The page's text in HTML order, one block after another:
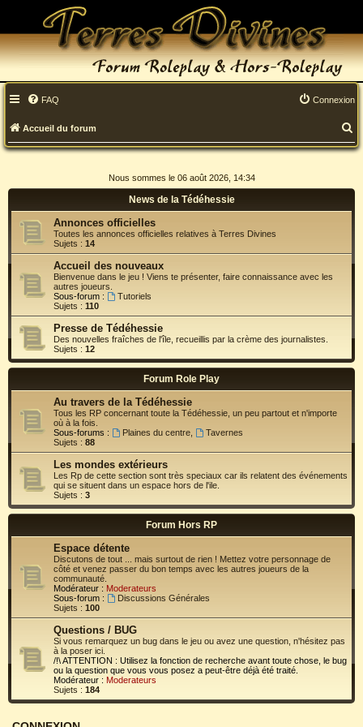
FAQ Connexion
Accueil du forum
e
r
Nous sommes le 06 août 2026, 14:34
News de la Tédéhessie
Annonces officielles
Toutes les annonces officielles relatives à Terres Divines
Sujets : 14
Accueil des nouveaux
Bienvenue dans le jeu ! Viens te présenter, faire connaissance avec les
autres joueurs.
Sous-forum :
Tutoriels
Sujets : 110
Presse de Tédéhessie
Des nouvelles fraîches de l'île, recueillis par la crème des journalistes.
Sujets : 12
Forum Role Play
Au travers de la Tédéhessie
Tous les RP concernant toute la Tédéhessie, un peu partout et n'importe
où à la fois.
Sous-forums :
Plaines du centre,
Tavernes
Sujets : 88
Les mondes extérieurs
Les Rp de cette section sont très speciaux car ils relatent des événements
qui se situent dans un espace hors de l'ile.
Sujets : 3
Forum Hors RP
Espace détente
Discutons de tout ... mais surtout de rien ! Mettez votre personnage de
côté et venez passer du bon temps avec les autres joueurs de la
communauté.
Modérateur : Moderateurs
Sous-forum :
Discussions Générales
Sujets : 100
Questions / BUG
Si vous remarquez un bug dans le jeu ou avez une question, n'hésitez pas
à la poser ici.
/!\ ATTENTION : Utilisez la fonction de recherche avant toute chose, le bug
ou la question que vous vous posez a peut-être déjà été traité.
Modérateur : Moderateurs
Sujets : 184